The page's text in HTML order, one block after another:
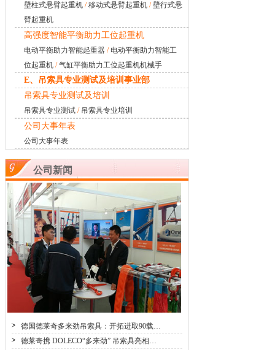
壁柱式悬臂起重机 /移动式悬臂起重机 /壁行式悬
臂起重机
高强度智能平衡助力工位起重机
电动平衡助力智能起重器 / 电动平衡助力智能工
位起重机 /气缸平衡助力工位起重机机械手
E、吊索具专业测试及培训事业部
吊索具专业测试及培训
吊索具专业测试 / 吊索具专业培训
公司大事年表
公司大事年表
公司新闻
德国德莱奇多来劲吊索具：开拓进取90载…
德莱奇携 DOLECO“多来劲” 吊索具亮相…